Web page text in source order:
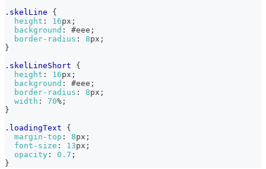
.skelLine
{
height : 16px ;
background : #eee ;
border-radius : 8px ;
}
.skelLineShort
{
height : 16px ;
background : #eee ;
border-radius : 8px ;
width : 70% ;
}
.loadingText
{
margin-top : 8px ;
font-size : 13px ;
opacity : 0.7 ;
}